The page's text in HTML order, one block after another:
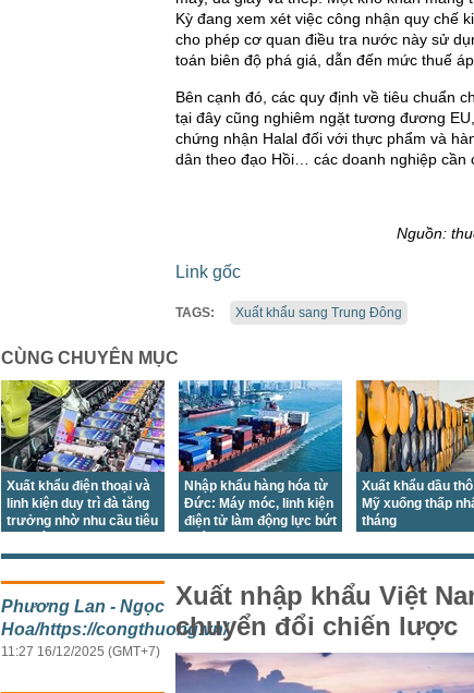
Kỳ đang xem xét việc công nhận quy chế
cho phép cơ quan điều tra nước này sử
toán biên độ phá giá, dẫn đến mức thuế
Bên cạnh đó, các quy định về tiêu chuẩn
tại đây cũng nghiêm ngặt tương đương
chứng nhận Halal đối với thực phẩm và
dân theo đạo Hồi… các doanh nghiệp cần
Nguồn:
Link gốc
TAGS: Xuất khẩu sang Trung Đông
CÙNG CHUYÊN MỤC
Xuất khẩu điện thoại và
linh kiện duy trì đà tăng
trưởng nhờ nhu cầu tiêu
nhiều thị trường lớn
Nhập khẩu hàng hóa từ
Đức: Máy móc, linh kiện
điện tử làm động lực bứt
Xuất khẩu dầu
Mỹ xuống thấp
tháng
Xuất nhập khẩu Việt
chuyển đổi chiến lược
Phương Lan - Ngọc
Hoa/https://congthuong.vn/
11:27 16/12/2025 (GMT+7)